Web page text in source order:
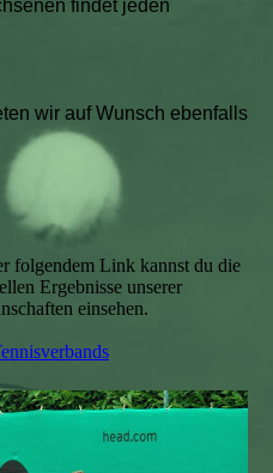
findet jeden
wir auf Wunsch ebenfalls
folgendem Link kannst du die
Ergebnisse unserer
einsehen.